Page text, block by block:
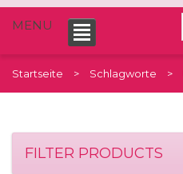
MENU
Startseite Schlagworte
FILTER PRODUCTS